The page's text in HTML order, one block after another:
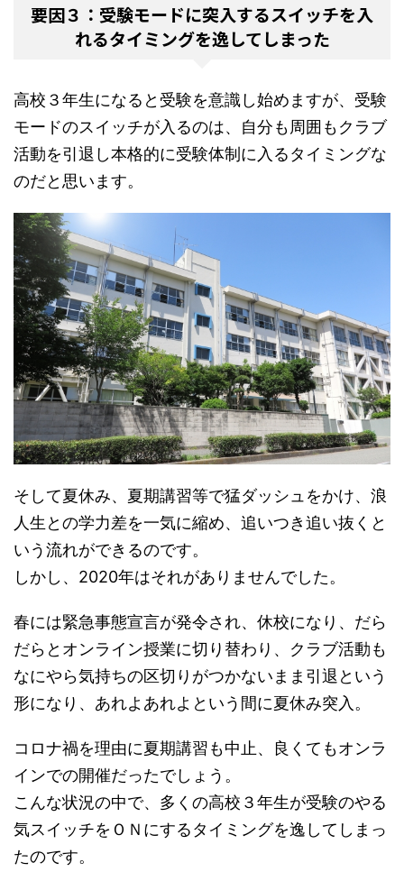
要因３：受験モードに突入するスイッチを入
れるタイミングを逸してしまった
高校３年生になると受験を意識し始めますが、受験
モードのスイッチが入るのは、自分も周囲もクラブ
活動を引退し本格的に受験体制に入るタイミングな
のだと思います。
そして夏休み、夏期講習等で猛ダッシュをかけ、浪
人生との学力差を一気に縮め、追いつき追い抜くと
いう流れができるのです。
しかし、2020年はそれがありませんでした。
春には緊急事態宣言が発令され、休校になり、だら
だらとオンライン授業に切り替わり、クラブ活動も
なにやら気持ちの区切りがつかないまま引退という
形になり、あれよあれよという間に夏休み突入。
コロナ禍を理由に夏期講習も中止、良くてもオンラ
インでの開催だったでしょう。
こんな状況の中で、多くの高校３年生が受験のやる
気スイッチをＯＮにするタイミングを逸してしまっ
たのです。